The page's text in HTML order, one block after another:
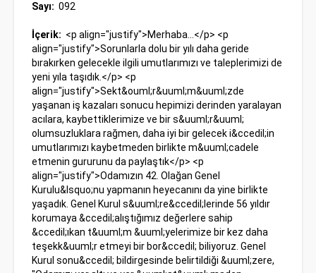
Sayı: 092
İçerik: <p align="justify">Merhaba...</p> <p align="justify">Sorunlarla dolu bir yılı daha geride bırakırken gelecekle ilgili umutlarımızı ve taleplerimizi de yeni yıla taşıdık.</p> <p align="justify">Sekt&ouml;r&uuml;m&uuml;zde yaşanan iş kazaları sonucu hepimizi derinden yaralayan acılara, kaybettiklerimize ve bir s&uuml;r&uuml; olumsuzluklara rağmen, daha iyi bir gelecek i&ccedil;in umutlarımızı kaybetmeden birlikte m&uuml;cadele etmenin gururunu da paylaştık</p> <p align="justify">Odamızın 42. Olağan Genel Kurulu&lsquo;nu yapmanın heyecanını da yine birlikte yaşadık. Genel Kurul s&uuml;re&ccedil;lerinde 56 yıldır korumaya &ccedil;alıştığımız değerlere sahip &ccedil;ıkan t&uuml;m &uuml;yelerimize bir kez daha teşekk&uuml;r etmeyi bir bor&ccedil; biliyoruz. Genel Kurul sonu&ccedil; bildirgesinde belirtildiği &uuml;zere, "Odamız; yer altı ve yer &uuml;st&uuml; maden kaynaklarımızın t&uuml;m toplumun ortak malı olduğu ger&ccedil;eğini vurgulayarak; yenilenemez bu kaynakların işletilmesi ve &uuml;retilmesinden nihai kullanım alanlarına kadar değerlendirilmesinde, toplum yararı &ouml;nceliğinin Anayasal ve yasal g&uuml;vence altında tutulması gereğini savunur ve madencilikte bilimsel ve teknik &ouml;ng&ouml;r&uuml; ve projelerle kaynak kullanımının optimum s&uuml;rd&uuml;r&uuml;l&uuml;rl&uuml;k &ouml;l&ccedil;eğiyle ve gelecek nesillere de aktarımı konularındaki &ouml;nceliklerini her platformda dile getirir." c&uuml;mlesinde şekillenen &ouml;nceliğimizi korumak bu d&ouml;nemde de asli g&ouml;revimiz olacaktır.</p> <p align="justify">Sekt&ouml;rde yaşanan iş kazaları ne yazık ki yine devam etmektedir. Balıkesir&lsquo;in Dursunbey il&ccedil;e-sinde &ouml;zel sekt&ouml;re ait yeraltı k&ouml;m&uuml;r işletmesinde 23 Şubat 2010 tarihinde grizu patlaması sonucu meydana gelen iş kazasında biri maden m&uuml;hendisi, 13 kişi hayatını kaybetmiş, 6&lsquo; sı ağır, 20 iş&ccedil;i de yaralanmıştır. Yaralı iş&ccedil;ilerden 4&lsquo;&uuml; daha kaldırıldıkları hastanelerde hayatını kaybetmiş ve sayı 17&lsquo;ye y&uuml;kselmiştir. Odamız, yaşanan bu acı olayları başından itibaren takip etmiş ve alınması gereken &ouml;nlemlerle ilgili olarak yaptığı &ccedil;alışmaları ilgililerle paylaşmıştır. Kazaların kader olmadığını, sistematik yanlışlıklardan kaynaklanan sorunlar g&ouml;rmezden gelinerek ve ge&ccedil;miş kazalardan ders &ccedil;ıkarılmayarak, kazaların ger&ccedil;ek nedenlerini ortadan kaldıracak somut adımlar atılmadan g&uuml;n&uuml; kurtaracak şekilde sorumluluğu sadece maden m&uuml;hendislerine ve kişilere y&uuml;kleyerek &ccedil;&ouml;z&uuml;m aramanın doğru olmadığını, kazaların oluşmasına neden olan etkenlerin, Odamızın ve ilgili bakanlıkların, madencilik kurum ve kuruluşlarının, &uuml;niversitelerin, sendikaların koordinasyonu ile birlikte en kısa zamanda masaya yatırılması, detaylandırılması ve &ccedil;&ouml;z&uuml;mlendirilebilmesi i&ccedil;in acil olarak eylem planı hazırlanması gerektiğini raporlarımızda belirterek yetkililere iletmemize karşın bu g&uuml;ne kadar olumlu bir adım atılmamıştır. Maden M&uuml;hendisleri Odası olarak, 11.500 &uuml;yesi ve yoğun bilgi birikimine sahip uzmanlarıyla sekt&ouml;rde yaşanan sorunların &ccedil;&ouml;z&uuml;m&uuml; i&ccedil;in katkı sunmaya devam edeceğimizi belirtir, kazada yaşamını yitiren t&uuml;m maden emek&ccedil;ilerini bir kez daha saygıyla anar, yakınlarına başsağlığı dileriz.</p> <p align="justify">Maden Kanununda değişiklik yapılmasına iliş-kin &ccedil;alışmalar, TBMM Komisyonlarında g&ouml;r&uuml;ş&uuml;l-meye başlanmıştır. Odamız, Maden Kanununa y&ouml;nelik d&uuml;ş&uuml;nce ve taleplerini hem s&ouml;zl&uuml; hem de yazılı olarak defalarca ilgili bakanlık yetkililerine iletmiştir. Odamız, davet edilmeyerek ve g&ouml;r&uuml;şleri alınmayarak hazırlanan s&ouml;z konusu &ccedil;alışmada taleplerimize de yer verilmemiştir. 11.500 maden m&uuml;hendisini temsil eden ve &uuml;yelerinin &ccedil;ok b&uuml;y&uuml;k &ccedil;oğunluğu sekt&ouml;rde &ccedil;alışan Odamızın &ouml;zellikle &ccedil;alışmaların dışında tutulmaya &ccedil;alışılmasını manidar karşılıyoruz. Aynı zamanda sekt&ouml;r&uuml;n g&ouml;r&uuml;şlerinin alınmamasını da doğru bulmadığımızı belirtmek istiyoruz. Buna rağmen komisyon &uuml;yeleri milletvekillerine ve mecliste temsil edilen t&uuml;m siyasi parti yetkililerine g&ouml;r&uuml;şlerimiz yazılı ve s&ouml;zl&uuml; olarak iletilmiştir. Komisyon &ccedil;alışmalarına da katılarak g&ouml;r&uuml;şlerimizi aktarmaya devam etmekteyiz. Sekt&ouml;rde yaşanan ve toplumu derinden yaralayan iş kazalarının &ouml;nlenmesiyle, meslektaşlarımızın &ouml;zl&uuml;k haklarının ve &ccedil;alışma koşullarının iyileştirilmesine y&ouml;nelik &ouml;nerilerimizi hi&ccedil; dikkate almayan karar vericiler, gelecekte yaşanacak olumsuzluklardan sorumlu olacaklarını unutmamalıdır. Bu anlamda, kamu denetiminin artırılması ve kaliteli hale getirilmesi i&ccedil;in &ccedil;alışma yapmak yerine, denetimin &ouml;zelleştirilmesi &ccedil;alışmalarının da dikkatle değerlendirilmesi gerekir. 100 yıldır Maden Kanunu kapsamı dışında &ccedil;alıştırılan taşocakları, 5 yıldır kanun kapsamına alınmış ve bu doğrultuda &ccedil;alıştırılmaktadır. Bu s&uuml;re&ccedil;te, taşocaklarının yarattığı sorunlar kısmen azalmaya başlamışken tekrar kanun kapsamı dışına alınmaya &ccedil;alışılması sekt&ouml;r&uuml;n yararına olmayacaktır.</p> <p align="justify">İş&ccedil;i sağlığı ve iş g&uuml;venliği ekipmanları i&ccedil;in sekt&ouml;re verilecek teşvikler de hem kazaları azaltacak hem de k&uuml;&ccedil;&uuml;k &ouml;l&ccedil;ekli işletmelerin ayakta kalmasını sağlayacaktır. Nisan ayı i&ccedil;inde sonu&ccedil;lanması d&uuml;ş&uuml;n&uuml;len &ccedil;alışmanın Odamızın g&ouml;r&uuml;şleri de dikkate alınarak şekillenmesi sekt&ouml;r&uuml;n ve &uuml;yelerimizin yararına olacaktır.</p> <p align="justify">Bu sayıda yayınladığımız &uuml;ye profilinden de g&ouml;r&uuml;leceği &uuml;zere Odamıza kayıtlı &uuml;yelerimizin % 40&lsquo;a yakını işsizdir. Bu oran yeni mezun &uuml;yelerimizde daha da y&uuml;ksektir. Bu konudaki raporlarımız ve yazılarımız yetkililere iletilmiş ve gerekli &ccedil;alışmaların yapılması istenmiştir. Yaşamlarının en g&uuml;zel yıllarını m&uuml;hendis olmak i&ccedil;in t&uuml;keten gen&ccedil;lerimizi işsiz bırakarak geleceklerini karartmak onlara yapılan en b&uuml;y&uuml;k haksızlıktır. Ailelerinin sınırlı olanaklarını zorla-yarak okuyan ve maden m&uuml;hendisi olmaya hak kazanan meslektaşlarımıza iş olanağı yaratmak h&uuml;k&uuml;metin asli g&ouml;revleri arasındadır. Her hafta sadece faize 1 milyar dolar kaynak akıtan siya-si iktidarlar, madencilik yatırımlarına yeterince kaynak ayırmayarak bug&uuml;nk&uuml; tablonun sorumlusu olmuşlardır. Bug&uuml;n "biz herkese iş bulmak zorunda değiliz" gibi bir gerek&ccedil;enin h&uuml;k&uuml;meti sorumluluktan kurtaramayacağını bir kez daha belirtiyoruz.</p> <p align="justify">H&uuml;k&uuml;met, elektrik &uuml;retim &ouml;zelleştirmelerinde de strateji belirlemiş, &ouml;ncelikli 4 &uuml;retim tesisinin portf&ouml;y gruplarından ayrı olarak &ouml;zelleştirilmesi planlamıştır. Bu tesisler Hamitabat, Soma A-B, &Ccedil;an ve Seyit&ouml;mer santralleri olarak belirlenmiş-tir. &Ouml;ncelikli santrallerin &ouml;zelleştirilmesine Hamitabat santrali ile başlanılması &ouml;ng&ouml;r&uuml;l&uuml;rken, 2010 yılı ikinci yarısında da en az bir portf&ouml;y grubunun &ouml;zelleştirme ihalesi s&uuml;recine başlanması hedeflenmiştir. Bu &ccedil;er&ccedil;evede, b&uuml;y&uuml;kl&uuml;kleri 356 megavat ile 2.795 megavat aralığında değişen 9 portf&ouml;y grubu oluşturulmuş ve bunlardan 3 adeti termik santrallerden, 2 adeti termik ve hidroelektrik santralleri i&ccedil;eren karma portf&ouml;yden, 4 adeti ise sadece hidroelektrik santrallerden oluşmaktadır. Yerli k&ouml;m&uuml;rlerimizle &ccedil;alışan Afşin-Elbistan A ve B, Kangal, Tun&ccedil;bilek, &Ccedil;atalağzı, Orhaneli, Yatağan, Kemerk&ouml;y ve Yenik&ouml;y santralları da bu kapsamda &ouml;zelleştirme portf&ouml;y&uuml;n-dedir. Bu arada, s&uuml;reci etkileyecek &ouml;nemli konular hakkında Enerji ve Tabii Kaynaklar Bakanlığı, Enerji Piyasası D&uuml;zenleme Kurumu (EPDK), &Ccedil;evre Bakanlığı ve diğer ilgili kurumlar nezdinde g&ouml;r&uuml;şmeler y&uuml;r&uuml;t&uuml;lmekte ve gerekli altyapının oluşturulması sonrası &ouml;zelleştirme s&uuml;recine başlanması d&uuml;ş&uuml;n&uuml;lmekte olduğu bildirilmiştir. Bu &ccedil;alışmalar, sekt&ouml;r&uuml;m&uuml;z&uuml; ve meslektaşlarımızı her a&ccedil;ıdan etkilemektedir. Bu nedenle &ccedil;alışma programımızı s&ouml;z konusu gelişmeler ışığında şekillendirmek ve bu doğrultuda &ccedil;alışma yapmak b&uuml;y&uuml;k &ouml;nem taşımaktadır.</p> <p align="justify">H&uuml;k&uuml;met, başlattığı bir &ccedil;alışmayla da Anayasa değişikliğini g&uuml;ndeme getirmiştir. Odamız; kendi halkını potansiyel su&ccedil;lu sayan 82 Anayasasının değiştirilmesini ve yerine bağımsız,laik demokratik ve sosyal hukuk devletinin ger&ccedil;ekleşmesi i&ccedil;in demokratik katılımla, &ccedil;oğulcu, emek&ccedil;i halkın &ccedil;ıkarlarını g&ouml;zeten, hak ve &ouml;zg&uuml;rl&uuml;kler temelinde yeni bir Anayasa hazırlanmasının zorunluluğunu her ortamda dile getirmektedir. Ancak d&uuml;ş&uuml;n&uuml;len &ccedil;alışma, hem y&ouml;ntem olarak hem de i&ccedil;erik olarak doğru değildir. AKP kendi &ouml;ncelikleri doğrultusunda kendi Anayasasını topluma dayatmaktadır.</p> <p align="justify">Anayasaya ilişkin tartışmalarda her şeyden &ouml;nce toplumsal sınıflara ilişkin &ccedil;elişen &ccedil;ıkarların hangi bi&ccedil;imde yer aldığına bakmak gerekmektedir. Dolayısıyla anayasayı tartışan ya da alternatif hazırlıklar yapan kesimler de kendi sınıfsal konumlarını a&ccedil;ık olarak belirlemeli ve o sınıfın &ccedil;ıkarları doğrultusunda hareket etmelidir. Aksi halde var olan anayasa veya siyasal iktidar tarafından hazırlatılmış olan anayasa taslağı &uuml;zerinde y&uuml;r&uuml;t&uuml;lecek tartışmalar mevcut d&uuml;zenin peşinen kabul&uuml; anlamına gelecektir. Bu koşullarda yapılacak bir anayasanın